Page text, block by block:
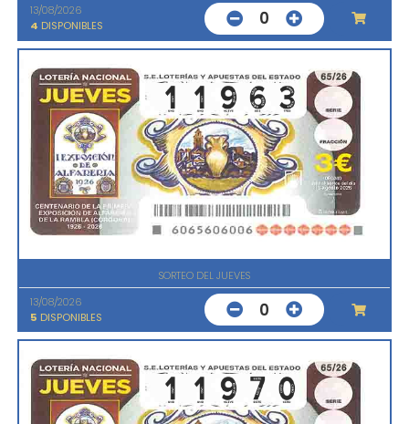
13/08/2026
4 DISPONIBLES 0
SORTEO DEL JUEVES
13/08/2026
5 DISPONIBLES 0